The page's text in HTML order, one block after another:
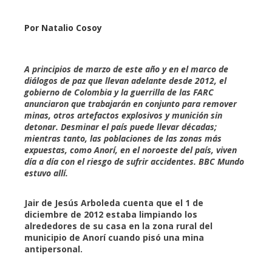
Por Natalio Cosoy
A principios de marzo de este año y en el marco de
diálogos de paz que llevan adelante desde 2012, el
gobierno de Colombia y la guerrilla de las FARC
anunciaron que trabajarán en conjunto para remover
minas, otros artefactos explosivos y munición sin
detonar. Desminar el país puede llevar décadas;
mientras tanto, las poblaciones de las zonas más
expuestas, como Anorí, en el noroeste del país, viven
día a día con el riesgo de sufrir accidentes. BBC Mundo
estuvo allí.
Jair de Jesús Arboleda cuenta que el 1 de
diciembre de 2012 estaba limpiando los
alrededores de su casa en la zona rural del
municipio de Anorí cuando pisó una mina
antipersonal.